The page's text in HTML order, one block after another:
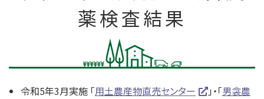
薬検査結果
令和5年3月実施 「用土農産物直売センター 」・「男衾農